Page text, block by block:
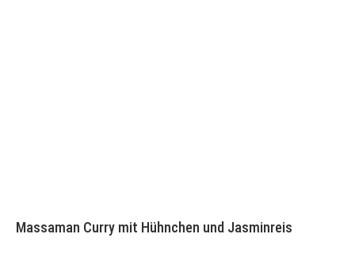
Massaman Curry mit Hühnchen und Jasminreis